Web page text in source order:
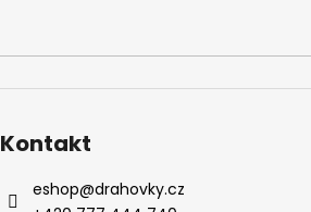
Kontakt
eshop@drahovky.cz